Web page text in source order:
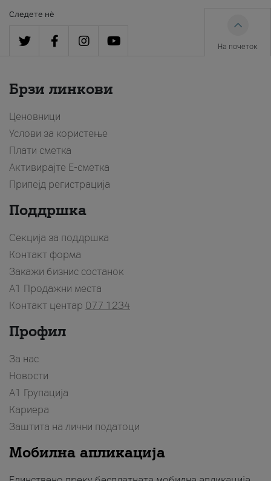
Следете нè
На почеток
Брзи линкови
Ценовници
Услови за користење
Плати сметка
Активирајте Е-сметка
Припејд регистрација
Поддршка
Секција за поддршка
Контакт форма
Закажи бизнис состанок
A1 Продажни места
Контакт центар 077 1234
Профил
За нас
Новости
А1 Групација
Кариера
Заштита на лични податоци
Мобилна апликација